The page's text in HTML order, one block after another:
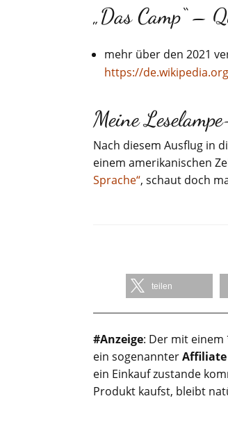
„Das Camp“ –
mehr über den 2021
https://
Meine
Nach diesem Ausflug in
einem amerikanischen
Sprache“, schaut doch
teilen
#Anzeige: Der mit
ein sogenannter
ein Einkauf zustande
Produkt kaufst, bleibt